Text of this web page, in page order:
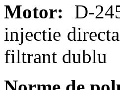
Motor: D-
injectie
filtrant dublu